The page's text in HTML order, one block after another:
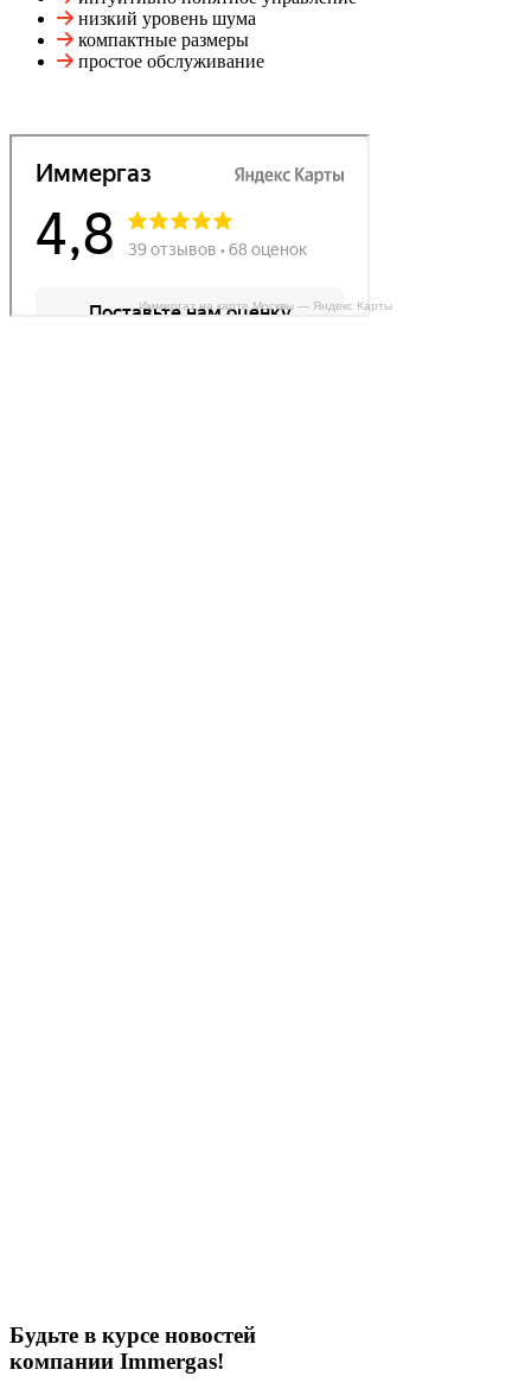
низкий уровень шума
компактные размеры
простое обслуживание
Иммергаз на карте Москвы — Яндекс Карты
Будьте в курсе новостей
компании Immergas!